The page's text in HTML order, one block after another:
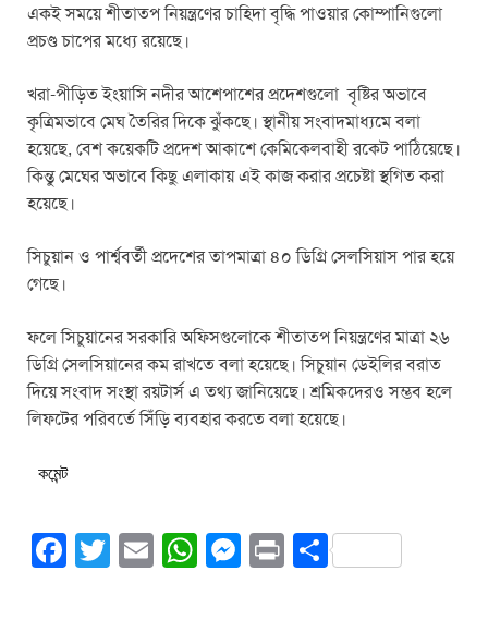
একই সময়ে শীতাতপ নিয়ন্ত্রণের চাহিদা বৃদ্ধি পাওয়ার কোম্পানিগুলো
প্রচণ্ড চাপের মধ্যে রয়েছে।
খরা-পীড়িত ইংয়াসি নদীর আশেপাশের প্রদেশগুলো বৃষ্টির অভাবে
কৃত্রিমভাবে মেঘ তৈরির দিকে ঝুঁকছে। স্থানীয় সংবাদমাধ্যমে বলা
হয়েছে, বেশ কয়েকটি প্রদেশ আকাশে কেমিকেলবাহী রকেট পাঠিয়েছে।
কিন্তু মেঘের অভাবে কিছু এলাকায় এই কাজ করার প্রচেষ্টা স্থগিত করা
হয়েছে।
সিচুয়ান ও পার্শ্ববর্তী প্রদেশের তাপমাত্রা ৪০ ডিগ্রি সেলসিয়াস পার হয়ে
গেছে।
ফলে সিচুয়ানের সরকারি অফিসগুলোকে শীতাতপ নিয়ন্ত্রণের মাত্রা ২৬
ডিগ্রি সেলসিয়ানের কম রাখতে বলা হয়েছে। সিচুয়ান ডেইলির বরাত
দিয়ে সংবাদ সংস্থা রয়টার্স এ তথ্য জানিয়েছে। শ্রমিকদেরও সম্ভব হলে
লিফটের পরিবর্তে সিঁড়ি ব্যবহার করতে বলা হয়েছে।
কমেন্ট
F
T
E
W M Pr S